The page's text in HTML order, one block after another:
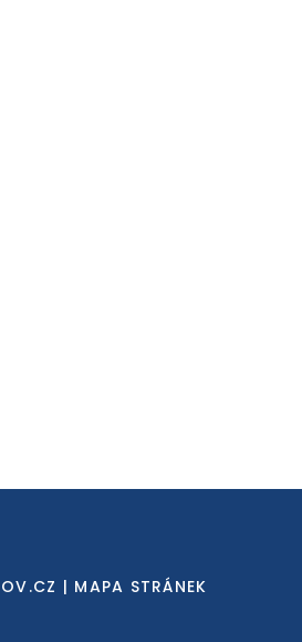
| MAPA STRÁNEK